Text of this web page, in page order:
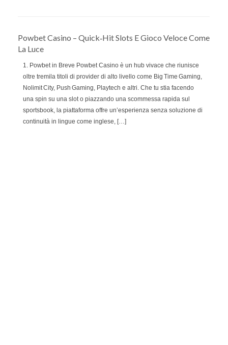
Powbet Casino – Quick‑Hit Slots E Gioco Veloce Come
La Luce
1. Powbet in Breve Powbet Casino è un hub vivace che riunisce
oltre tremila titoli di provider di alto livello come Big Time Gaming,
Nolimit City, Push Gaming, Playtech e altri. Che tu stia facendo
una spin su una slot o piazzando una scommessa rapida sul
sportsbook, la piattaforma offre un’esperienza senza soluzione di
continuità in lingue come inglese, […]